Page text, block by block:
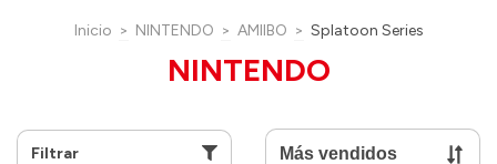
Inicio > NINTENDO > AMIIBO > Splatoon Series
NINTENDO
Filtrar